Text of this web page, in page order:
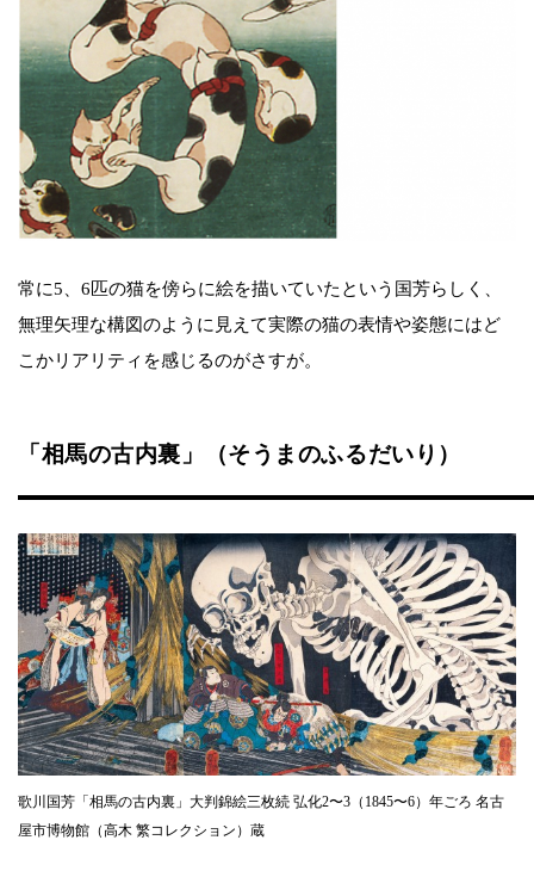
常に5、6匹の猫を傍らに絵を描いていたという国芳らしく、
無理矢理な構図のように見えて実際の猫の表情や姿態にはど
こかリアリティを感じるのがさすが。
「相馬の古内裏」（そうまのふるだいり）
歌川国芳「相馬の古内裏」大判錦絵三枚続 弘化2〜3（1845〜6）年ごろ 名古
屋市博物館（高木 繁コレクション）蔵